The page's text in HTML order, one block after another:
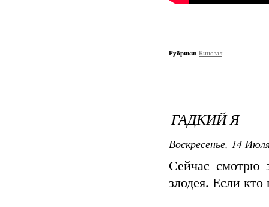
Рубрики: Кинозал
ГАДКИЙ Я
Воскресенье, 14
Сейчас смотрю
злодея. Если